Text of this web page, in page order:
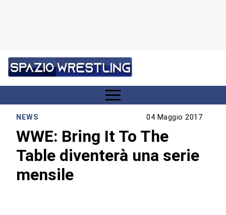
NEWS 04 Maggio 2017
WWE: Bring It To The
Table diventerà una serie
mensile